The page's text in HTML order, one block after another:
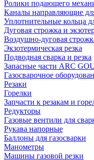
Ролики подающего
Каналы направляющие
Уплотнительные кольца
Дуговая строжка и
Воздушно-дуговая
Экзотермическая резка
Подводная сварка и резка
Запасные части ARC
Газосварочное
Резаки
Горелки
Запчасти к резакам и
Редукторы
Газовые вентили для
Рукава напорные
Баллоны для газосварки
Манометры
Машины газовой резки